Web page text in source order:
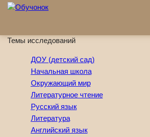
Перейти к основному содержанию
Темы исследований
ДОУ (детский сад)
Начальная школа
Окружающий мир
Литературное чтение
Русский язык
Литература
Английский язык